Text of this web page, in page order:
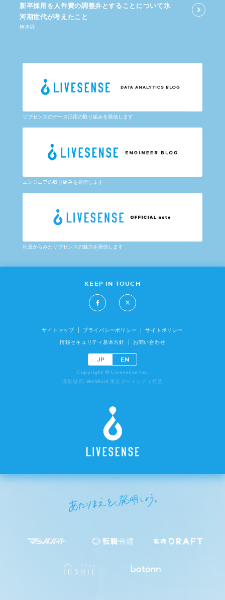
新卒採用を​人件費の​調整弁と​する​ことに​ついて​氷
河期世代が​考えた​こと
楠本匠
リブセンスのデータ活用の取り組みを発信します
エンジニアの取り組みを発信します
社員からみたリブセンスの魅力を発信します
KEEP IN TOUCH
サイトマップ プライバシーポリシー サイトポリシー
情報セキュリティ基本方針 お問い合わせ
JP EN
Copyright © Livesense Inc.
撮影場所: WeWork 東京ポートシティ竹芝